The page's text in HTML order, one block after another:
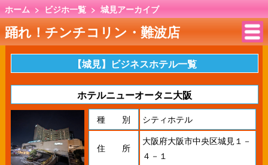
ホーム > ビジホ一覧 > 城見アーカイブ
踊れ！チンチコリン・難波店
【城見】ビジネスホテル一覧
ホテルニューオータニ大阪
種 別 シティホテル
住 所
大阪府大阪市中央区城見１－
４－１